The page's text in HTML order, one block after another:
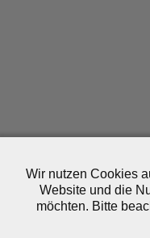
Wir nutzen Cookies
Website und die
möchten. Bitte